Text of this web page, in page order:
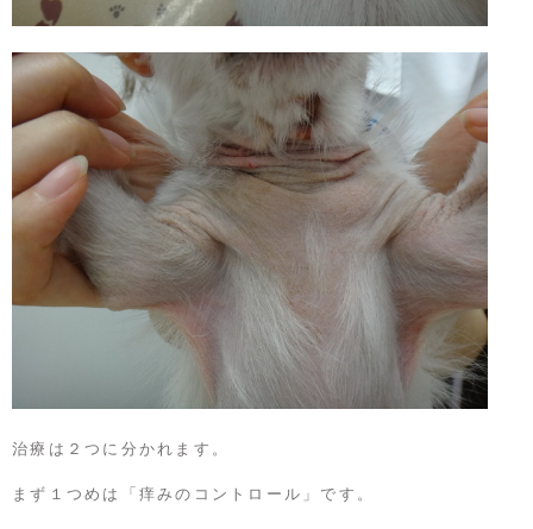
治療は２つに分かれます。
まず１つめは「痒みのコントロール」です。